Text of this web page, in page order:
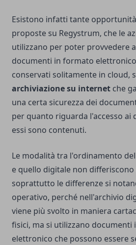
Esistono infatti tante
proposte su Regystrum, che le
utilizzano per poter provvedere
documenti in formato
conservati solitamente in cloud,
archiviazione su internet che
una certa sicurezza dei
per quanto riguarda l'accesso ai
essi sono contenuti.
Le modalità tra l'ordinamento
e quello digitale non
soprattutto le differenze si
operativo, perché nell'archivio
viene più svolto in maniera
fisici, ma si utilizzano documenti
elettronico che possono essere